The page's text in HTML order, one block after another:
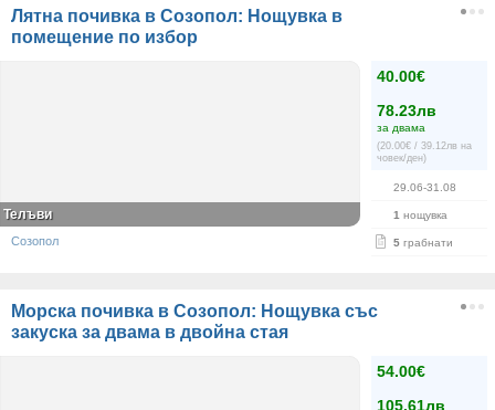
Лятна почивка в Созопол: Нощувка в
помещение по избор
40.00€
78.23лв
за двама
(20.00€ / 39.12лв на
човек/ден)
29.06-31.08
1 нощувка
5 грабнати
Телъви
Созопол
Морска почивка в Созопол: Нощувка със
закуска за двама в двойна стая
54.00€
105.61лв